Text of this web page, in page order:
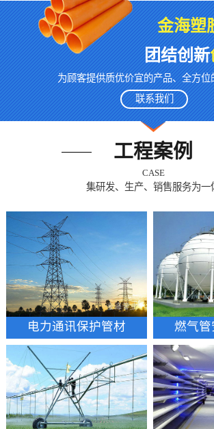
金海塑
团结创新
为顾客提供质优价宜的产品、全方位
联系我们
工程案例
CASE
集研发、生产、销售服务为一
电力通讯保护管材 燃气